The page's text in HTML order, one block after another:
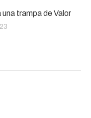
trampa de Valor